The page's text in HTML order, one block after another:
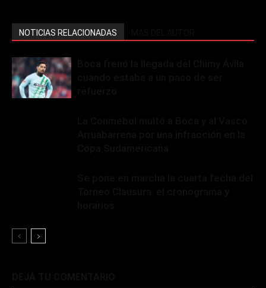
NOTICIAS RELACIONADAS